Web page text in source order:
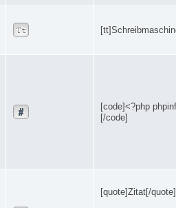
[code]<?php
[/code]
[quote]Zitat[/quote]